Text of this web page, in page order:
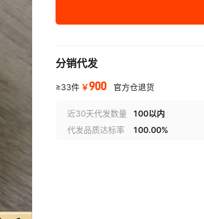
分销代发
≥33件 ￥900 官方仓退货
近30天代发数量 100以内
代发品质达标率
100.00%